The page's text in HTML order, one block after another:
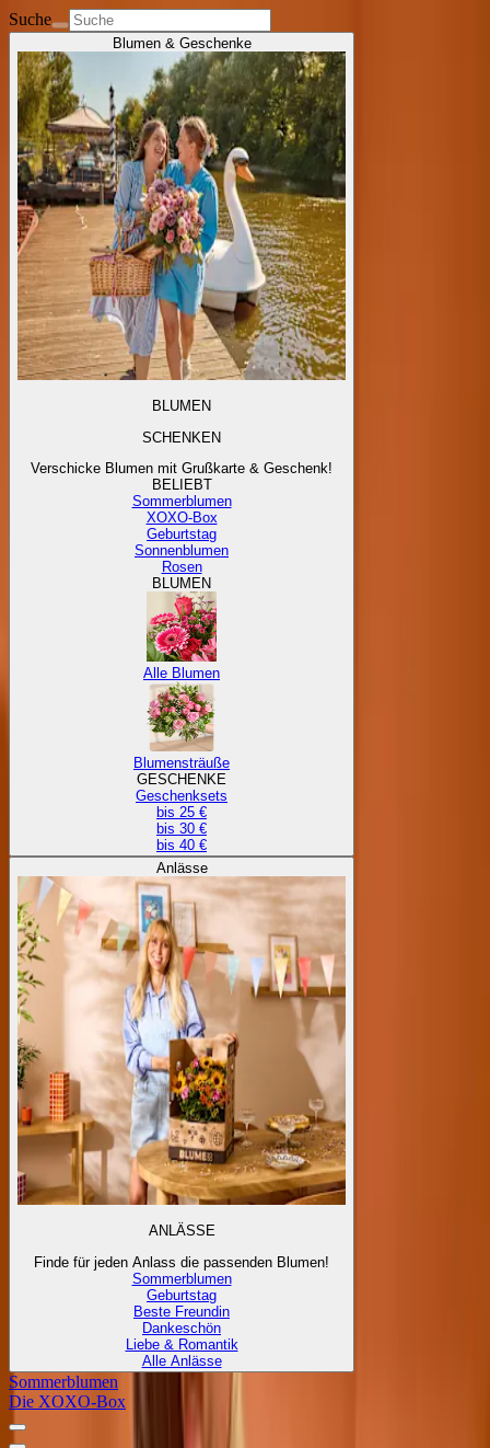
Suche
Blumen & Geschenke
BLUMEN
SCHENKEN
Verschicke Blumen mit Grußkarte & Geschenk!
BELIEBT
Sommerblumen
XOXO-Box
Geburtstag
Sonnenblumen
Rosen
BLUMEN
Alle Blumen
Blumensträuße
GESCHENKE
Geschenksets
bis 25 €
bis 30 €
bis 40 €
Anlässe
ANLÄSSE
Finde für jeden Anlass die passenden Blumen!
Sommerblumen
Geburtstag
Beste Freundin
Dankeschön
Liebe & Romantik
Alle Anlässe
Sommerblumen
Die XOXO-Box